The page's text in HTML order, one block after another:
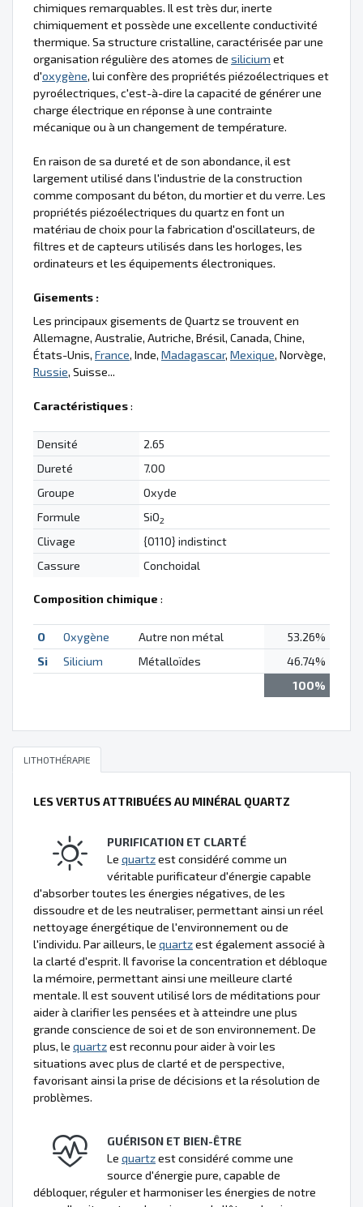
chimiques remarquables. Il est très dur, inerte
chimiquement et possède une excellente conductivité
thermique. Sa structure cristalline, caractérisée par une
organisation régulière des atomes de silicium et
d'oxygène, lui confère des propriétés piézoélectriques et
pyroélectriques, c'est-à-dire la capacité de générer une
charge électrique en réponse à une contrainte
mécanique ou à un changement de température.
En raison de sa dureté et de son abondance, il est
largement utilisé dans l'industrie de la construction
comme composant du béton, du mortier et du verre. Les
propriétés piézoélectriques du quartz en font un
matériau de choix pour la fabrication d'oscillateurs, de
filtres et de capteurs utilisés dans les horloges, les
ordinateurs et les équipements électroniques.
Gisements :
Les principaux gisements de Quartz se trouvent en
Allemagne, Australie, Autriche, Brésil, Canada, Chine,
États-Unis, France, Inde, Madagascar, Mexique, Norvège,
Russie, Suisse...
Caractéristiques:
Densité
2.65
Dureté
7.00
Groupe
Oxyde
Formule
SiO2
Clivage
{0110} indistinct
Cassure
Conchoidal
Composition chimique :
O Oxygène Autre non métal
53.26%
Si
Silicium Métalloïdes
46.74%
100%
LITHOTHÉRAPIE
LES VERTUS ATTRIBUÉES AU MINÉRAL QUARTZ
PURIFICATION ET CLARTÉ
Le quartzest considéré comme un
véritable purificateur d'énergie capable
d'absorber toutes les énergies négatives, de les
dissoudre et de les neutraliser, permettant ainsi un réel
nettoyage énergétique de l'environnement ou de
l'individu. Par ailleurs, le quartzest également associé à
la clarté d'esprit. Il favorise la concentration et débloque
la mémoire, permettant ainsi une meilleure clarté
mentale. Il est souvent utilisé lors de méditations pour
aider à clarifier les pensées et à atteindre une plus
grande conscience de soi et de son environnement. De
plus, le quartzest reconnu pour aider à voir les
situations avec plus de clarté et de perspective,
favorisant ainsi la prise de décisions et la résolution de
problèmes.
GUÉRISON ET BIEN-ÊTRE
Le quartzest considéré comme une
source d'énergie pure, capable de
débloquer, réguler et harmoniser les énergies de notre